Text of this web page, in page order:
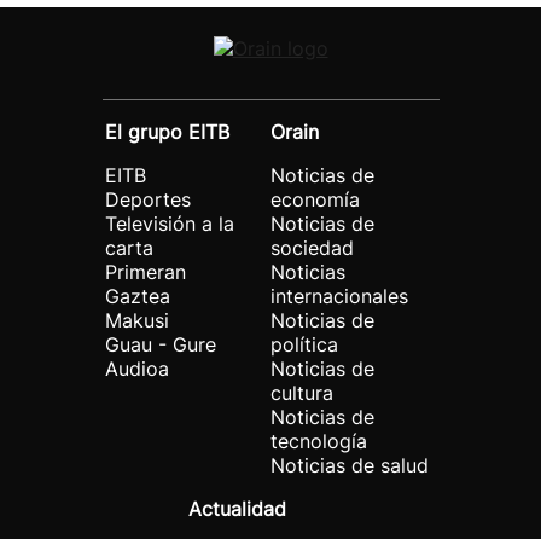
El grupo EITB
EITB
Deportes
Televisión a la
carta
Primeran
Gaztea
Makusi
Guau - Gure
Audioa
Orain
Noticias de
economía
Noticias de
sociedad
Noticias
internacionales
Noticias de
política
Noticias de
cultura
Noticias de
tecnología
Noticias de salud
Actualidad